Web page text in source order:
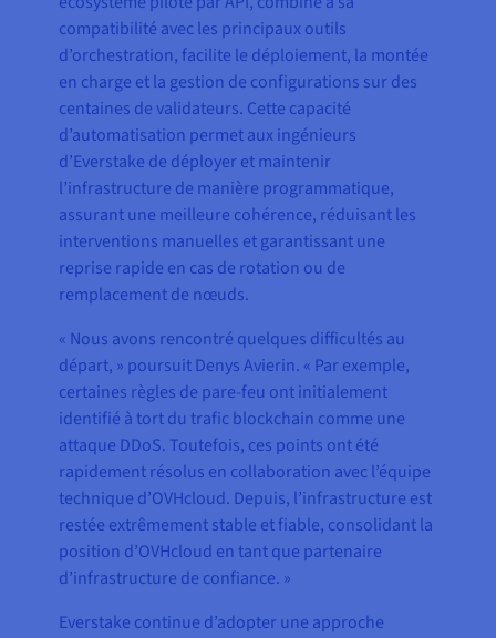
compatibilité avec les principaux outils
d’orchestration, facilite le déploiement, la montée
en charge et la gestion de configurations sur des
centaines de validateurs. Cette capacité
d’automatisation permet aux ingénieurs
d’Everstake de déployer et maintenir
l’infrastructure de manière programmatique,
assurant une meilleure cohérence, réduisant les
interventions manuelles et garantissant une
reprise rapide en cas de rotation ou de
remplacement de nœuds.
« Nous avons rencontré quelques difficultés au
départ, » poursuit Denys Avierin. « Par exemple,
certaines règles de pare-feu ont initialement
identifié à tort du trafic blockchain comme une
attaque DDoS. Toutefois, ces points ont été
rapidement résolus en collaboration avec l’équipe
technique d’OVHcloud. Depuis, l’infrastructure est
restée extrêmement stable et fiable, consolidant la
position d’OVHcloud en tant que partenaire
d’infrastructure de confiance. »
Everstake continue d’adopter une approche